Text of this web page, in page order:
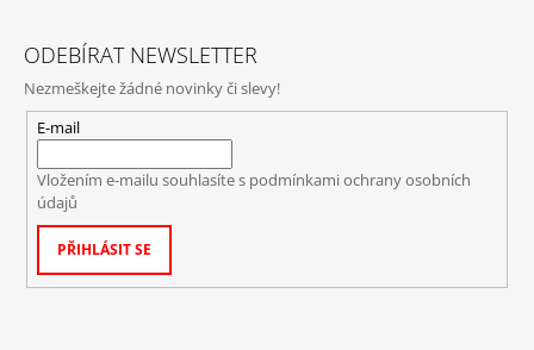
ODEBÍRAT NEWSLETTER
Nezmeškejte žádné novinky či slevy!
E-mail
Vložením e-mailu souhlasíte s podmínkami ochrany osobních
údajů
PŘIHLÁSIT SE